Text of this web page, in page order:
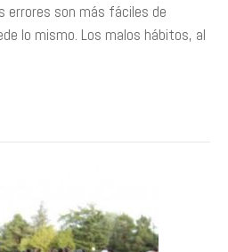
errores son más fáciles de
lo mismo. Los malos hábitos, al